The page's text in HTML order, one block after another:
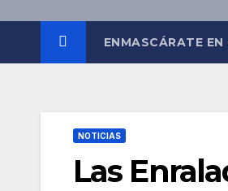
ENMASCÁRATE EN
NOTICIAS
Las